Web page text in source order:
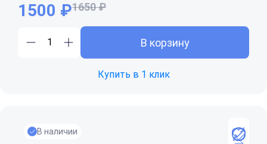
1500 ₽1650 ₽
В корзину
Купить в 1 клик
В наличии